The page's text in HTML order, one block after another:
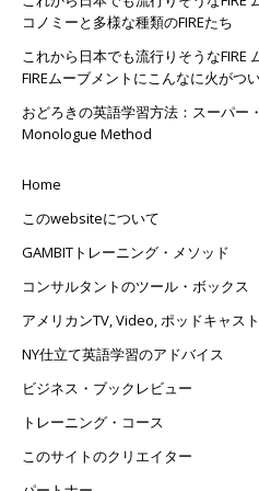
コノミーと多様な種類のFIREたち
これから日本でも流行りそうなFIRE
FIREムーブメントにこんなに火がつ
おどろきの英語学習方法：スーパ
Monologue Method
Home
このwebsiteについて
GAMBITトレーニング・メソッド
コンサルタントのツール・ボックス
アメリカンTV, Video, ポッドキャスト
NY仕立て英語学習のアドバイス
ビジネス・ブックレビュー
トレーニング・コース
このサイトのクリエイター